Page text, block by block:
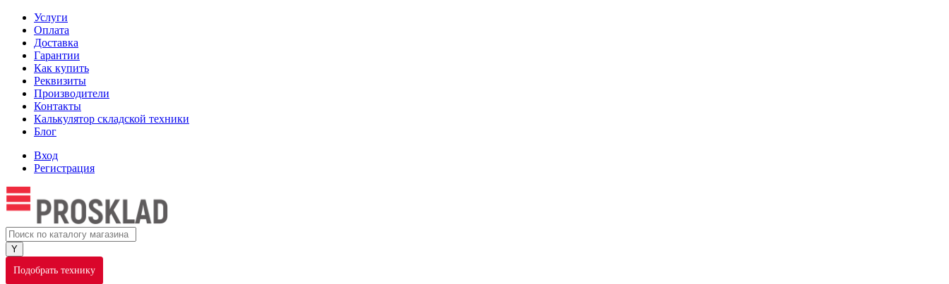
Услуги
Оплата
Доставка
Гарантии
Как купить
Реквизиты
Производители
Контакты
Калькулятор складской техники
Блог
Вход
Регистрация
Подобрать технику